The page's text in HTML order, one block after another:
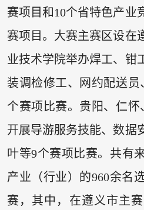
赛项目和10个省特色产业
赛项目。大赛主赛区设在
业技术学院举办焊工、钳
装调检修工、网约配送
个赛项比赛。贵阳、仁怀
开展导游服务技能、数据
叶等9个赛项比赛。共有
产业（行业）的960余名
赛，其中，在遵义市主